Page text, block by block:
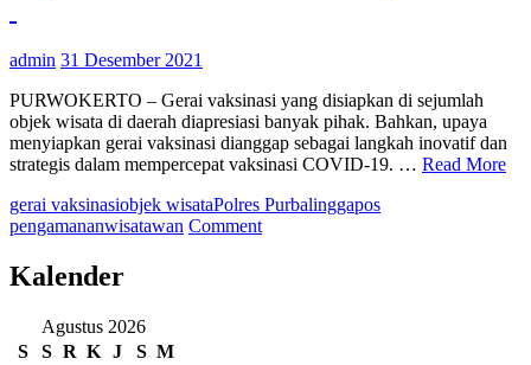
admin 31 Desember 2021
PURWOKERTO – Gerai vaksinasi yang disiapkan di sejumlah
objek wisata di daerah diapresiasi banyak pihak. Bahkan, upaya
menyiapkan gerai vaksinasi dianggap sebagai langkah inovatif dan
strategis dalam mempercepat vaksinasi COVID-19. … Read More
gerai vaksinasiobjek wisataPolres Purbalinggapos
pengamananwisatawan Commenton
Kalender
Agustus 2026
S
S R K J S M